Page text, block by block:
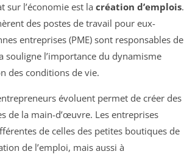
sur l’économie est la création d’emplois.
des postes de travail pour eux-
entreprises (PME) sont responsables de
souligne l’importance du dynamisme
des conditions de vie.
évoluent permet de créer des
de la main-d’œuvre. Les entreprises
de celles des petites boutiques de
de l’emploi, mais aussi à